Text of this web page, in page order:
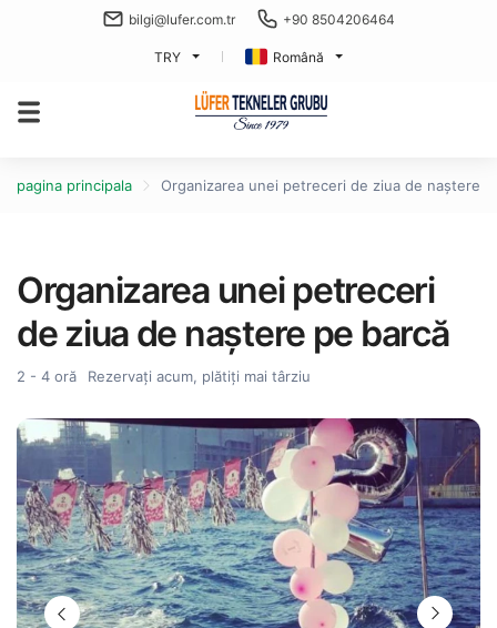
bilgi@lufer.com.tr +90 8504206464
TRY Română
pagina principala Organizarea unei petreceri de ziua de naștere
Organizarea unei petreceri
de ziua de naștere pe barcă
2 - 4 oră Rezervați acum, plătiți mai târziu